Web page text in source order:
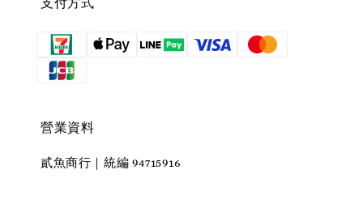
營業資料
貳魚商行｜統編 94715916